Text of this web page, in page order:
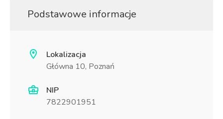
Podstawowe informacje
Lokalizacja
Główna 10, Poznań
NIP
7822901951